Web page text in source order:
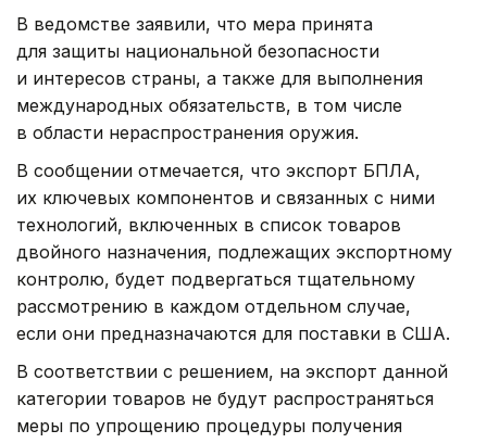
В ведомстве заявили, что мера принята
для защиты национальной безопасности
и интересов страны, а также для выполнения
международных обязательств, в том числе
в области нераспространения оружия.
В сообщении отмечается, что экспорт БПЛА,
их ключевых компонентов и связанных с ними
технологий, включенных в список товаров
двойного назначения, подлежащих экспортному
контролю, будет подвергаться тщательному
рассмотрению в каждом отдельном случае,
если они предназначаются для поставки в США.
В соответствии с решением, на экспорт данной
категории товаров не будут распространяться
меры по упрощению процедуры получения